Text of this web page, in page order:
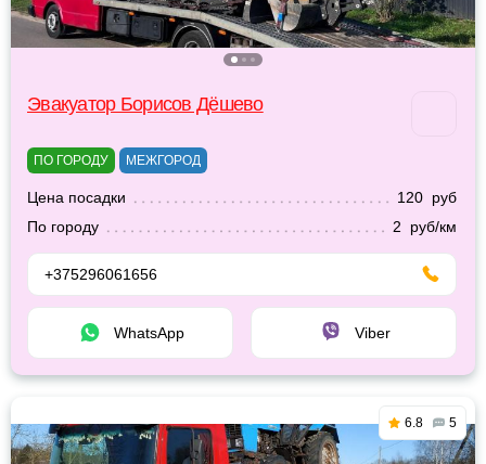
Эвакуатор Борисов Дёшево
ПО ГОРОДУ МЕЖГОРОД
Цена посадки
120 руб
По городу
2 руб/км
+375296061656
WhatsApp Viber
6.8 5